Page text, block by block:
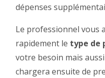
dépenses
Le professionnel vous
rapidement le type de
votre besoin mais
chargera ensuite de